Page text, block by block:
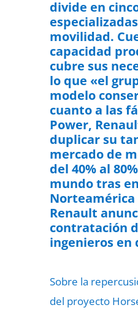
divide en
movilidad.
capacidad
cubre sus
lo que «el
modelo
cuanto a las
Power,
duplicar su
mercado de
del 40% al
mundo tras
Norteamérica
Renault
contratación
ingenieros en
Sobre la
del proyecto